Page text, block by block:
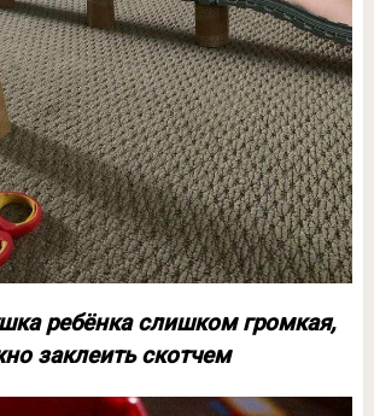
ребёнка слишком громкая,
заклеить скотчем